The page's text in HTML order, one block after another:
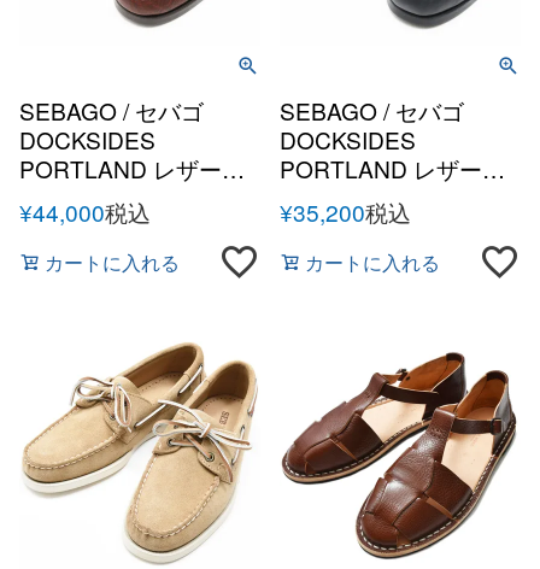
SEBAGO / セバゴ
DOCKSIDES
PORTLAND レザーデ
ッキシューズ
¥44,000税込
カートに入れる
SEBAGO / セバゴ
DOCKSIDES
PORTLAND レザーデ
ッキシューズ
¥35,200税込
カートに入れる